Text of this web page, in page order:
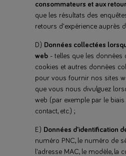
consommateurs et aux
que les résultats des
retours d'expérience auprès
D) Données collectées
web - telles que les données
cookies et autres données
pour vous fournir nos sites
que vous nous divulguez
web (par exemple par le
contact, etc.) ;
E) Données d'identification
numéro PNC, le numéro de
l'adresse MAC, le modèle, la